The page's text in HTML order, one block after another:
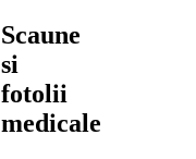
Scaune
si
fotolii
medicale